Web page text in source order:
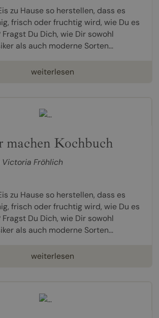
zu Hause so herstellen, dass es
frisch oder fruchtig wird, wie Du es
Du Dich, wie Dir sowohl
als auch moderne Sorten...
weiterlesen
machen Kochbuch
Victoria Fröhlich
zu Hause so herstellen, dass es
frisch oder fruchtig wird, wie Du es
Du Dich, wie Dir sowohl
als auch moderne Sorten...
weiterlesen